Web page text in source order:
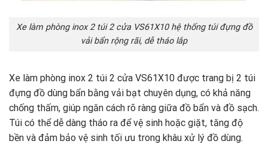
Xe làm phòng inox 2 túi 2 cửa VS61X10 hệ thống túi đựng đồ
vải bẩn rộng rãi, dễ tháo lắp
Xe làm phòng inox 2 túi 2 cửa VS61X10 được trang bị 2 túi
đựng đồ dùng bẩn bằng vải bạt chuyên dụng, có khả năng
chống thấm, giúp ngăn cách rõ ràng giữa đồ bẩn và đồ sạch.
Túi có thể dễ dàng tháo ra để vệ sinh hoặc giặt, tăng độ
bền và đảm bảo vệ sinh tối ưu trong khâu xử lý đồ dùng.